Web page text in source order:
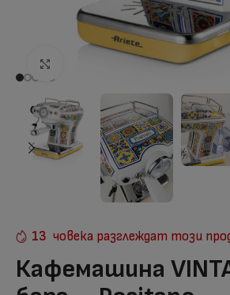
Отвори на голям екран
13 човека разглеждат този
Кафемашина